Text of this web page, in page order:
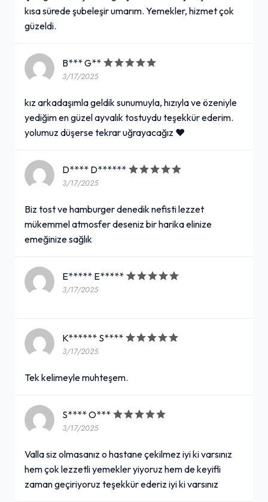
kısa sürede şubeleşir umarım. Yemekler, hizmet çok
güzeldi.
B*** G**
3/17/2025
kız arkadaşımla geldik sunumuyla, hızıyla ve özeniyle
yediğim en güzel ayvalık tostuydu teşekkür ederim.
yolumuz düşerse tekrar uğrayacağız ♥
D**** D******
3/17/2025
Biz tost ve hamburger denedik nefisti lezzet
mükemmel atmosfer deseniz bir harika elinize
emeğinize sağlık
E***** E*****
3/17/2025
K****** S****
3/17/2025
Tek kelimeyle muhteşem.
S**** O***
3/17/2025
Valla siz olmasanız o hastane çekilmez iyi ki varsınız
hem çok lezzetli yemekler yiyoruz hem de keyifli
zaman geçiriyoruz teşekkür ederiz iyi ki varsınız